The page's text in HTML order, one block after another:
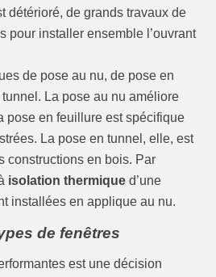
détérioré, de grands travaux de
pour installer ensemble l’ouvrant
de pose au nu, de pose en
La pose au nu améliore
pose en feuillure est spécifique
La pose en tunnel, elle, est
constructions en bois. Par
isolation thermique d’une
installées en applique au nu.
de fenêtres
est une décision